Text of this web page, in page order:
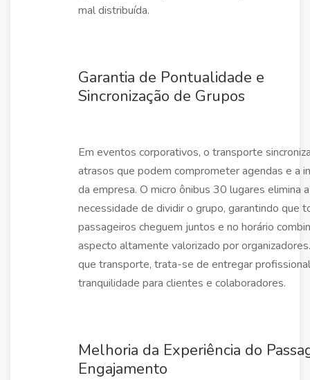
mal distribuída.
Garantia de Pontualidade e
Sincronização de Grupos
Em eventos corporativos, o transporte
atrasos que podem comprometer agendas e a
da empresa. O micro ônibus 30 lugares elimina a
necessidade de dividir o grupo, garantindo que
passageiros cheguem juntos e no horário
aspecto altamente valorizado por
que transporte, trata-se de entregar
tranquilidade para clientes e colaboradores.
Melhoria da Experiência do
Engajamento